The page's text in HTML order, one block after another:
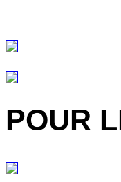
POUR